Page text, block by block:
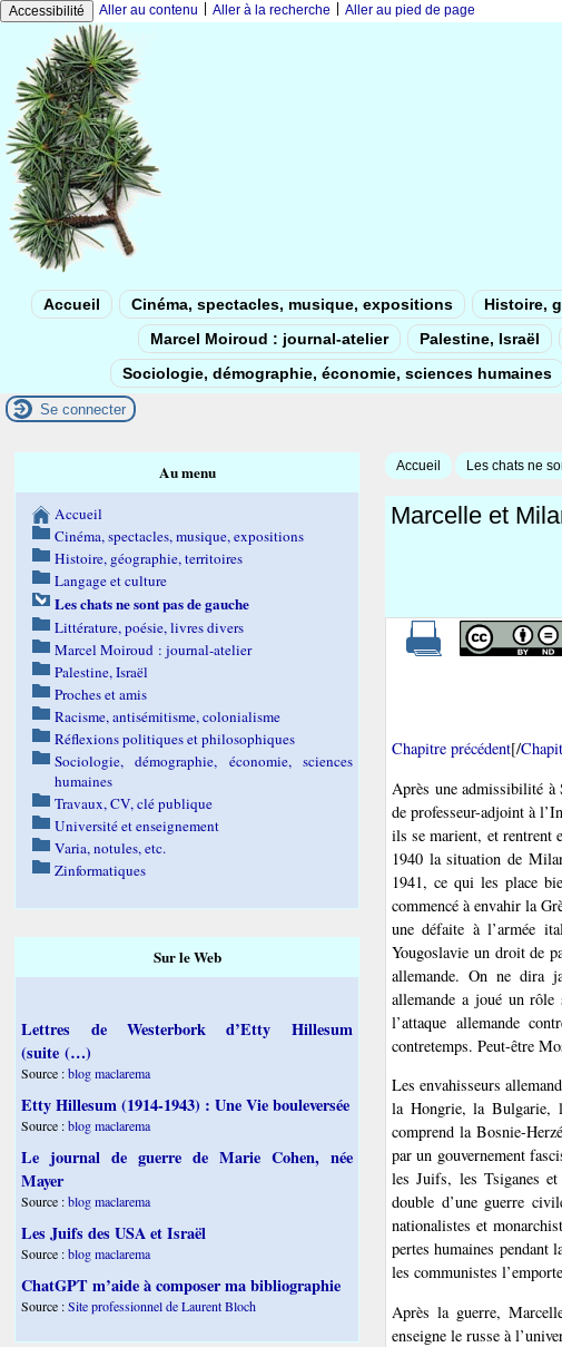
Accessibilité Aller au contenu Aller à la recherche Aller au pied de page
Accueil Cinéma, spectacles, musique, expositions Histoire,
Marcel Moiroud : journal-atelier
Palestine, Israël
Sociologie, démographie, économie, sciences humaines
Se connecter
Accueil Les chats ne
Marcelle et
Chapitre précédent[/
Après une admissibilité à
de professeur-adjoint à
ils se marient, et rentrent
1940 la situation de
1941, ce qui les place
commencé à envahir la
une défaite à l’armée
Yougoslavie un droit de
allemande. On ne dira
allemande a joué un
l’attaque allemande
contretemps. Peut-être
Les envahisseurs
la Hongrie, la Bulgarie,
comprend la Bosnie-
par un gouvernement
les Juifs, les Tsiganes
double d’une guerre
nationalistes et
pertes humaines
les communistes
Après la guerre,
enseigne le russe à
Au menu
Accueil
Cinéma, spectacles, musique, expositions
Histoire, géographie, territoires
Langage et culture
Les chats ne sont pas de gauche
Littérature, poésie, livres divers
Marcel Moiroud : journal-atelier
Palestine, Israël
Proches et amis
Racisme, antisémitisme, colonialisme
Réflexions politiques et philosophiques
Sociologie, démographie, économie, sciences
humaines
Travaux, CV, clé publique
Université et enseignement
Varia, notules, etc.
Zinformatiques
Sur le Web
Lettres de Westerbork d’Etty Hillesum
(suite (…)
Source :blog maclarema
Etty Hillesum (1914-1943) : Une Vie bouleversée
Source :blog maclarema
Le journal de guerre de Marie Cohen, née
Mayer
Source :blog maclarema
Les Juifs des USA et Israël
Source :blog maclarema
ChatGPT m’aide à composer ma bibliographie
Source :Site professionnel de Laurent Bloch